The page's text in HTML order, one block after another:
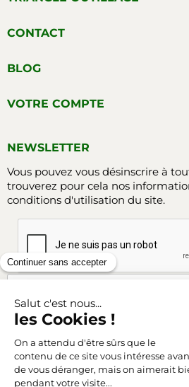
CONTACT
BLOG
VOTRE COMPTE
NEWSLETTER
Vous pouvez vous désinscrire à
trouverez pour cela nos
conditions d'utilisation du site.
SUIVEZ-NOUS